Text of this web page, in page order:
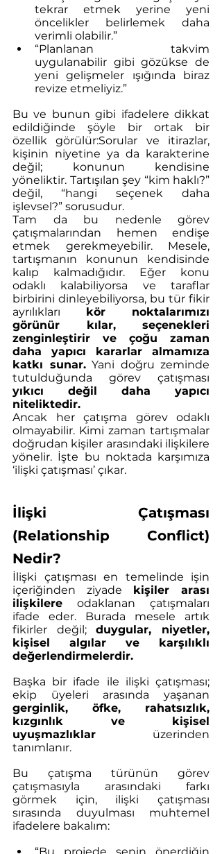
tekrar etmek yerine yeni
öncelikler belirlemek daha
verimli olabilir.”
“Planlanan takvim
uygulanabilir gibi gözükse de
yeni gelişmeler ışığında biraz
revize etmeliyiz.”
Bu ve bunun gibi ifadelere dikkat
edildiğinde şöyle bir ortak bir
özellik görülür:Sorular ve itirazlar,
kişinin niyetine ya da karakterine
değil; konunun kendisine
yöneliktir. Tartışılan şey “kim haklı?”
değil, “hangi seçenek daha
işlevsel?” sorusudur.
Tam da bu nedenle görev
çatışmalarından hemen endişe
etmek gerekmeyebilir. Mesele,
tartışmanın konunun kendisinde
kalıp kalmadığıdır. Eğer konu
odaklı kalabiliyorsa ve taraflar
birbirini dinleyebiliyorsa, bu tür fikir
ayrılıkları kör noktalarımızı
görünür kılar, seçenekleri
zenginleştirir ve çoğu zaman
daha yapıcı kararlar almamıza
katkı sunar. Yani doğru zeminde
yıkıcı değil daha yapıcı
niteliktedir.
Ancak her çatışma görev odaklı
olmayabilir. Kimi zaman tartışmalar
doğrudan kişiler arasındaki ilişkilere
yönelir. İşte bu noktada karşımıza
‘ilişki çatışması’ çıkar.
İlişki Çatışması
(Relationship Conflict)
Nedir?
İlişki çatışması en temelinde işin
içeriğinden ziyade kişiler arası
ilişkilere odaklanan çatışmaları
ifade eder. Burada mesele artık
fikirler değil; duygular, niyetler,
kişisel algılar ve karşılıklı
değerlendirmelerdir.
Başka bir ifade ile ilişki çatışması;
gerginlik, öfke, rahatsızlık,
kızgınlık ve kişisel
uyuşmazlıklar üzerinden
tanımlanır.
Bu çatışma türünün görev
çatışmasıyla arasındaki farkı
görmek için, ilişki çatışması
sırasında duyulması muhtemel
ifadelere bakalım: